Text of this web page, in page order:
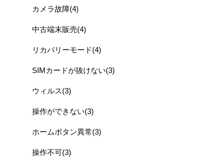
カメラ故障(4)
中古端末販売(4)
リカバリーモード(4)
SIMカードが抜けない(3)
ウィルス(3)
操作ができない(3)
ホームボタン異常(3)
操作不可(3)